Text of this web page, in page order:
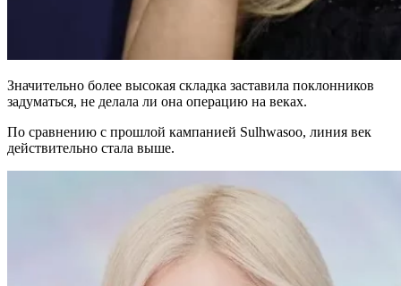
Значительно более высокая складка заставила поклонников
задуматься, не делала ли она операцию на веках.
По сравнению с прошлой кампанией Sulhwasoo, линия век
действительно стала выше.